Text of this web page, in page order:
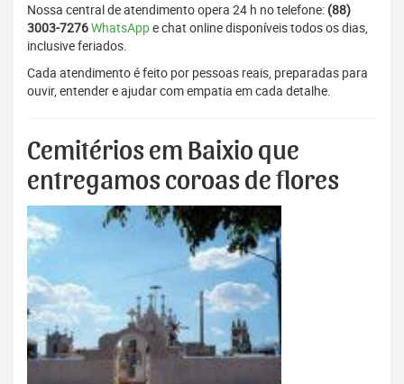
Nossa central de atendimento opera 24 h no telefone: (88)
3003-7276WhatsAppe chat online disponíveis todos os dias,
inclusive feriados.
Cada atendimento é feito por pessoas reais, preparadas para
ouvir, entender e ajudar com empatia em cada detalhe.
Cemitérios em Baixio que
entregamos coroas de flores